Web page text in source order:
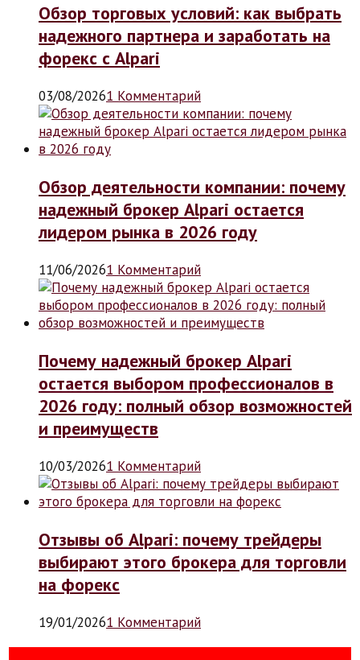
Обзор торговых условий: как выбрать
надежного партнера и заработать на
форекс с Alpari
03/08/20261 Комментарий
Обзор деятельности компании: почему
надежный брокер Alpari остается
лидером рынка в 2026 году
11/06/20261 Комментарий
Почему надежный брокер Alpari
остается выбором профессионалов в
2026 году: полный обзор возможностей
и преимуществ
10/03/20261 Комментарий
Отзывы об Alpari: почему трейдеры
выбирают этого брокера для торговли
на форекс
19/01/20261 Комментарий